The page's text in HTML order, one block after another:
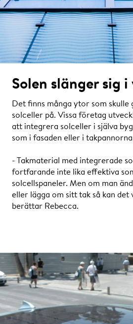
Solen slänger sig
Det finns många ytor som skulle
solceller på. Vissa företag
att integrera solceller i själva
som i fasaden eller i
- Takmaterial med integrerade
fortfarande inte lika effektiva
solcellspaneler. Men om man
eller lägga om sitt tak så kan det
berättar Rebecca.